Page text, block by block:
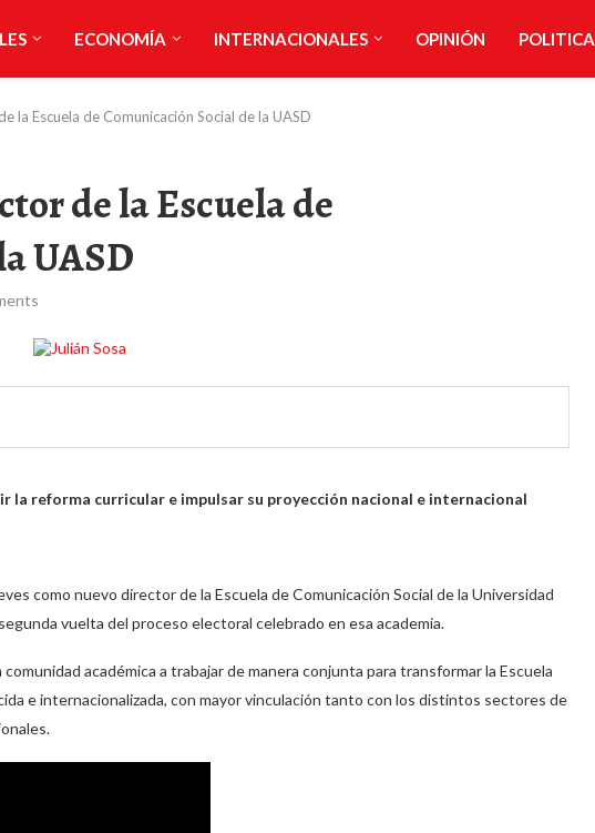
ECONOMÍA INTERNACIONALES OPINIÓN POLITICA
la Escuela de Comunicación Social de la UASD
de la Escuela de
UASD
la reforma curricular e impulsar su proyección nacional e internacional
como nuevo director de la Escuela de Comunicación Social de la Universidad
vuelta del proceso electoral celebrado en esa academia.
académica a trabajar de manera conjunta para transformar la Escuela
e internacionalizada, con mayor vinculación tanto con los distintos sectores de